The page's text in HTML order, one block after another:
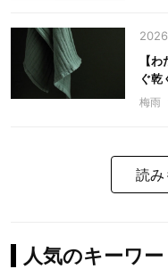
【
ぐ乾
梅雨
読み
人気のキーワー